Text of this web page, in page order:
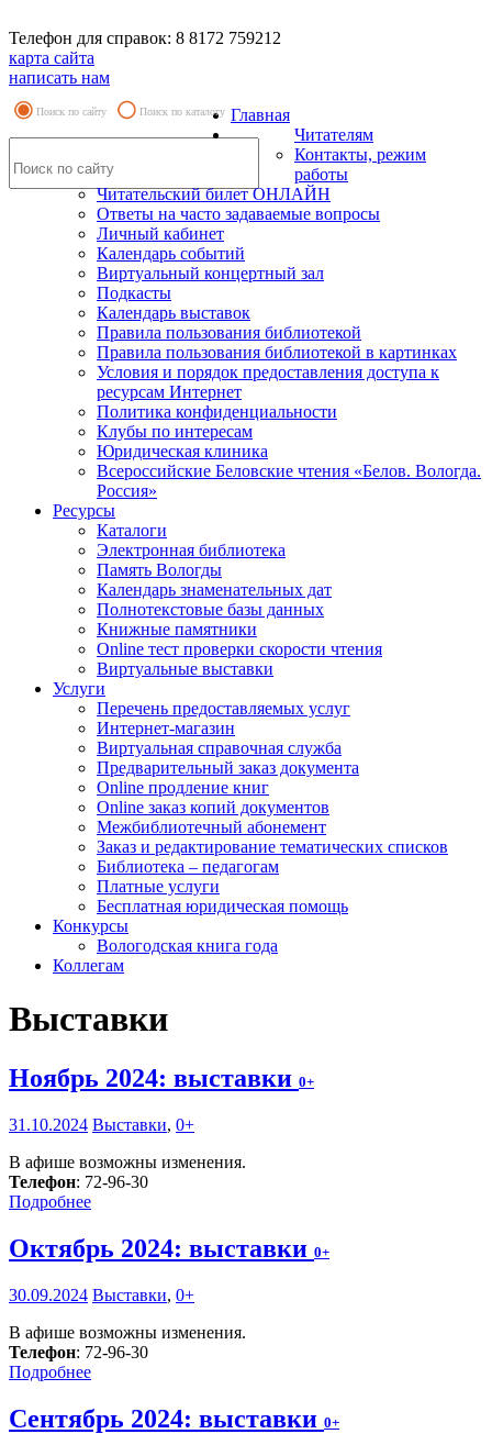
Телефон для справок: 8 8172 759212
карта сайта
написать нам
Поиск по сайту Поиск по каталогу Главная
Читателям
Контакты, режим
работы
Читательский билет ОНЛАЙН
Ответы на часто задаваемые вопросы
Личный кабинет
Календарь событий
Виртуальный концертный зал
Подкасты
Календарь выставок
Правила пользования библиотекой
Правила пользования библиотекой в картинках
Условия и порядок предоставления доступа к
ресурсам Интернет
Политика конфиденциальности
Клубы по интересам
Юридическая клиника
Всероссийские Беловские чтения «Белов. Вологда.
Россия»
Ресурсы
Каталоги
Электронная библиотека
Память Вологды
Календарь знаменательных дат
Полнотекстовые базы данных
Книжные памятники
Online тест проверки скорости чтения
Виртуальные выставки
Услуги
Перечень предоставляемых услуг
Интернет-магазин
Виртуальная справочная служба
Предварительный заказ документа
Online продление книг
Online заказ копий документов
Межбиблиотечный абонемент
Заказ и редактирование тематических списков
Библиотека – педагогам
Платные услуги
Бесплатная юридическая помощь
Конкурсы
Вологодская книга года
Коллегам
Выставки
Ноябрь 2024: выставки 0+
31.10.2024 Выставки, 0+
В афише возможны изменения.
Телефон: 72-96-30
Подробнее
Октябрь 2024: выставки 0+
30.09.2024 Выставки, 0+
В афише возможны изменения.
Телефон: 72-96-30
Подробнее
Сентябрь 2024: выставки 0+